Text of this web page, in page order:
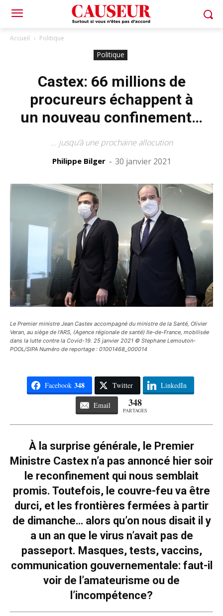
Accueil Politique
Politique
Castex: 66 millions de
procureurs échappent à
un nouveau confinement…
... jusqu’à une prochaine allocution
Philippe Bilger - 30 janvier 2021
Le Premier ministre Jean Castex accompagné du ministre de la Santé, Olivier
Veran, au siège de l'ARS, (Agence régionale de santé) Ile-de-France, mobilisée
dans la lutte contre la Covid-19. 25 janvier 2021 © Stephane Lemouton-
POOL/SIPA Numéro de reportage : 01001468_000014
Facebook 348 Twitter LinkedIn
Email 348
PARTAGES
À la surprise générale, le Premier
Ministre Castex n’a pas annoncé hier soir
le reconfinement qui nous semblait
promis. Toutefois, le couvre-feu va être
durci, et les frontières fermées à partir
de dimanche… alors qu’on nous disait il y
a un an que le virus n’avait pas de
passeport. Masques, tests, vaccins,
communication gouvernementale: faut-il
voir de l’amateurisme ou de
l’incompétence?